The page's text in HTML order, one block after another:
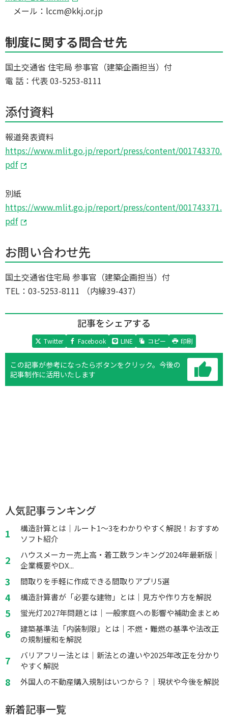
メール：lccm@kkj.or.jp
制度に関する問合せ先
国土交通省 住宅局 参事官（建築企画担当）付
電 話：代表 03-5253-8111
添付資料
報道発表資料
https://www.mlit.go.jp/report/press/content/001743370.
pdf
別紙
https://www.mlit.go.jp/report/press/content/001743371.
pdf
お問い合わせ先
国土交通省住宅局 参事官（建築企画担当）付
TEL：03-5253-8111 （内線39-437）
記事をシェアする
Twitter Facebook LINE コピー 印刷
この記事が参考になったらボタンをクリック。 今後の
記事制作に活用いたします
人気記事ランキング
構造計算とは｜ルート1～3をわかりやすく解説！おすすめ
ソフト紹介
ハウスメーカー売上高・着工数ランキング2024年最新版｜
企業概要やⅮX...
間取りを手軽に作成できる間取りアプリ5選
構造計算書が「必要な建物」とは｜見方や作り方を解説
蛍光灯2027年問題とは｜一般家庭への影響や補助金まとめ
建築基準法「内装制限」とは｜不燃・難燃の基準や法改正
の規制緩和を解説
バリアフリー法とは｜新法との違いや2025年改正を分かり
やすく解説
外国人の不動産購入規制はいつから？｜現状や今後を解説
新着記事一覧